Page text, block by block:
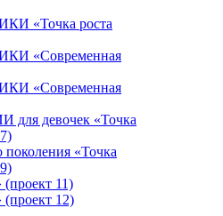
«Точка роста
«Современная
«Современная
девочек «Точка
«Точка
(проект 11)
(проект 12)